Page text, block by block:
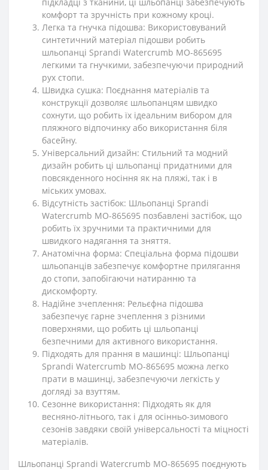
комфорт та зручність при кожному кроці.
Легка та гнучка підошва: Використовуваний
синтетичний матеріал підошви робить
шльопанці Sprandi Watercrumb MO-865695
легкими та гнучкими, забезпечуючи природний
рух стопи.
Швидка сушка: Поєднання матеріалів та
конструкції дозволяє шльопанцям швидко
сохнути, що робить їх ідеальним вибором для
пляжного відпочинку або використання біля
басейну.
Універсальний дизайн: Стильний та модний
дизайн робить ці шльопанці придатними для
повсякденного носіння як на пляжі, так і в
міських умовах.
Відсутність застібок: Шльопанці Sprandi
Watercrumb MO-865695 позбавлені застібок, що
робить їх зручними та практичними для
швидкого надягання та зняття.
Анатомічна форма: Спеціальна форма підошви
шльопанців забезпечує комфортне прилягання
до стопи, запобігаючи натиранню та
дискомфорту.
Надійне зчеплення: Рельєфна підошва
забезпечує гарне зчеплення з різними
поверхнями, що робить ці шльопанці
безпечними для активного використання.
Підходять для прання в машинці: Шльопанці
Sprandi Watercrumb MO-865695 можна легко
прати в машинці, забезпечуючи легкість у
догляді за взуттям.
Сезонне використання: Підходять як для
весняно-літнього, так і для осінньо-зимового
сезонів завдяки своїй універсальності та міцності
матеріалів.
Шльопанці Sprandi Watercrumb MO-865695 поєднують